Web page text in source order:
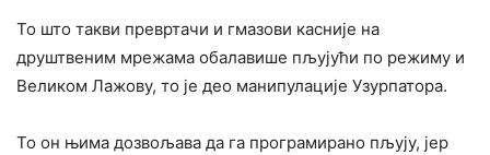
То што такви превртачи и гмазови касније на
друштвеним мрежама обалавише пљујући по режиму и
Великом Лажову, то је део манипулације Узурпатора.
То он њима дозвољава да га програмирано пљују, јер